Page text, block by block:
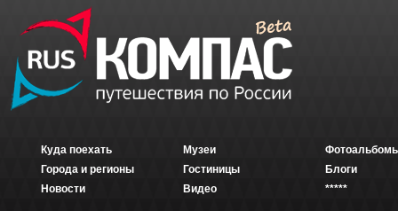
Куда поехать
Города и регионы
Новости
Музеи
Гостиницы
Видео
Блоги
*****